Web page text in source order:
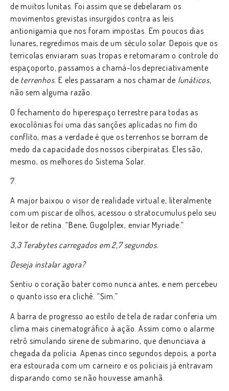
de muitos lunitas. Foi assim que se debelaram os
movimentos grevistas insurgidos contra as leis
antionigamia que nos foram impostas. Em poucos dias
lunares, regredimos mais de um século solar. Depois que os
terrícolas enviaram suas tropas e retomaram o controle do
espaçoporto, passamos a chamá-los depreciativamente
de terrenhos. E eles passaram a nos chamar de lunáticos,
não sem alguma razão.
O fechamento do hiperespaço terrestre para todas as
exocolônias foi uma das sanções aplicadas no fim do
conflito, mas a verdade é que os terrenhos se borram de
medo da capacidade dos nossos ciberpiratas. Eles são,
mesmo, os melhores do Sistema Solar.
7.
A major baixou o visor de realidade virtual e, literalmente
com um piscar de olhos, acessou o stratocumulus pelo seu
leitor de retina. “Bene, Gugolplex, enviar Myriade.”
3,3 Terabytes carregados em 2,7 segundos.
Deseja instalar agora?
Sentiu o coração bater como nunca antes, e nem percebeu
o quanto isso era clichê. “Sim.”
A barra de progresso ao estilo de tela de radar conferia um
clima mais cinematográfico à ação. Assim como o alarme
retrô simulando sirene de submarino, que denunciava a
chegada da polícia. Apenas cinco segundos depois, a porta
era estourada com um carneiro e os policiais já entravam
disparando como se não houvesse amanhã.